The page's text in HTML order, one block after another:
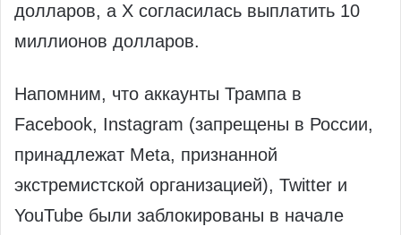
долларов, а X согласилась выплатить 10
миллионов долларов.
Напомним, что аккаунты Трампа в
Facebook, Instagram (запрещены в России,
принадлежат Meta, признанной
экстремистской организацией), Twitter и
YouTube были заблокированы в начале